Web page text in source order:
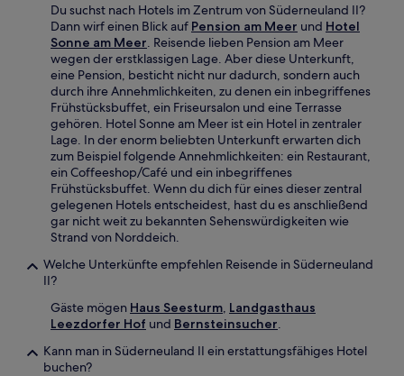
Du suchst nach Hotels im Zentrum von Süderneuland II?
Dann wirf einen Blick auf Pension am Meer und Hotel
Sonne am Meer. Reisende lieben Pension am Meer
wegen der erstklassigen Lage. Aber diese Unterkunft,
eine Pension, besticht nicht nur dadurch, sondern auch
durch ihre Annehmlichkeiten, zu denen ein inbegriffenes
Frühstücksbuffet, ein Friseursalon und eine Terrasse
gehören. Hotel Sonne am Meer ist ein Hotel in zentraler
Lage. In der enorm beliebten Unterkunft erwarten dich
zum Beispiel folgende Annehmlichkeiten: ein Restaurant,
ein Coffeeshop/Café und ein inbegriffenes
Frühstücksbuffet. Wenn du dich für eines dieser zentral
gelegenen Hotels entscheidest, hast du es anschließend
gar nicht weit zu bekannten Sehenswürdigkeiten wie
Strand von Norddeich.
Welche Unterkünfte empfehlen Reisende in Süderneuland
II?
Gäste mögen Haus Seesturm, Landgasthaus
Leezdorfer Hof und Bernsteinsucher.
Kann man in Süderneuland II ein erstattungsfähiges Hotel
buchen?